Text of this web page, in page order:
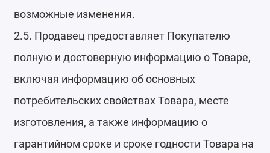
возможные изменения.
2.5. Продавец предоставляет Покупателю
полную и достоверную информацию о Товаре,
включая информацию об основных
потребительских свойствах Товара, месте
изготовления, а также информацию о
гарантийном сроке и сроке годности Товара на